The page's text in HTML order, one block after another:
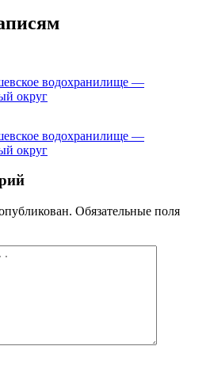
водохранилище —
округ
водохранилище —
округ
Обязательные поля